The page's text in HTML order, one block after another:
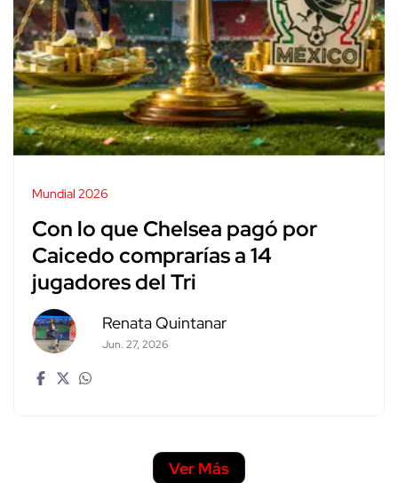
Mundial 2026
Con lo que Chelsea pagó por
Caicedo comprarías a 14
jugadores del Tri
Renata Quintanar
Jun. 27, 2026
Ver Más